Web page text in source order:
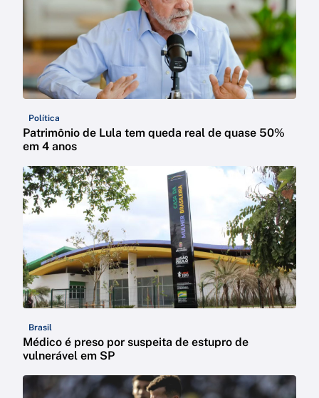
Política
Patrimônio de Lula tem queda real de quase 50%
em 4 anos
Brasil
Médico é preso por suspeita de estupro de
vulnerável em SP